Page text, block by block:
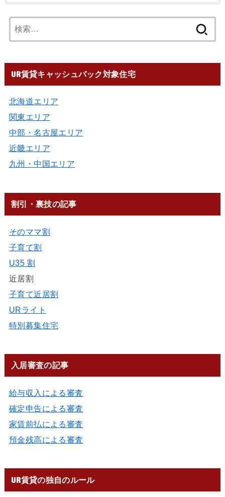
UR賃貸キャッシュバック対象住宅
北海道エリア
関東エリア
中部・名古屋エリア
近畿エリア
九州・中国エリア
割引・裏技の記事
そのママ割
子育て割
U35 割
近居割
子育て近居割
URライト
特別募集住宅
入居審査の記事
給与収入による審査
確定申告による審査
家賃前払による審査
預金残高による審査
UR賃貸の独自のルール